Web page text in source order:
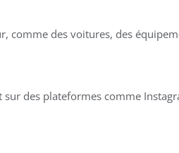
des voitures, des
des plateformes comme